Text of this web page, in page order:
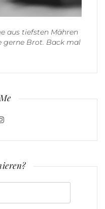
aus tiefsten Mähren
gerne Brot. Back mal